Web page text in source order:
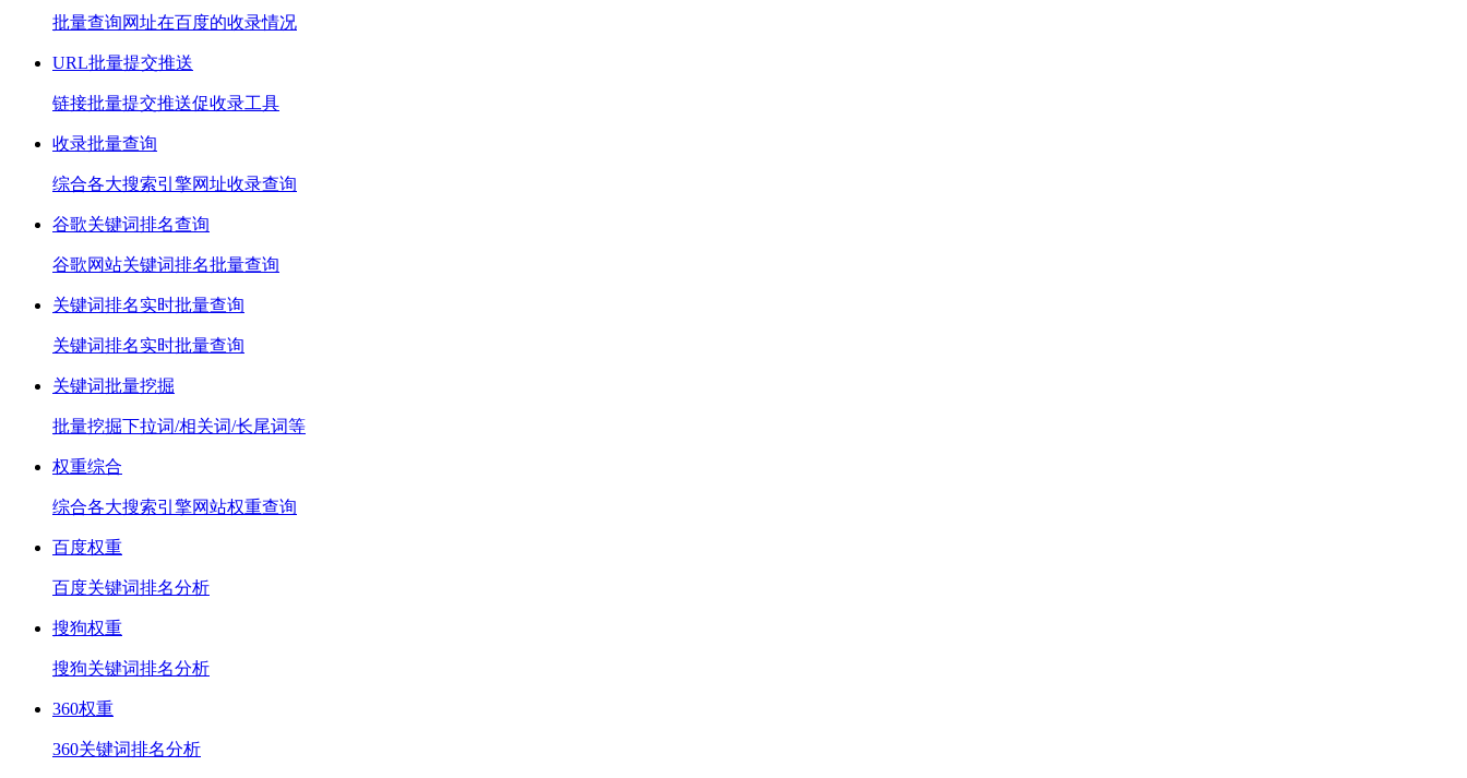
批量查询网址在百度的收录情况
URL批量提交推送
链接批量提交推送促收录工具
收录批量查询
综合各大搜索引擎网址收录查询
谷歌关键词排名查询
谷歌网站关键词排名批量查询
关键词排名实时批量查询
关键词排名实时批量查询
关键词批量挖掘
批量挖掘下拉词/相关词/长尾词等
权重综合
综合各大搜索引擎网站权重查询
百度权重
百度关键词排名分析
搜狗权重
搜狗关键词排名分析
360权重
360关键词排名分析